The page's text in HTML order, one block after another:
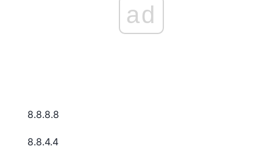
ad
8.8.8.8
8.8.4.4